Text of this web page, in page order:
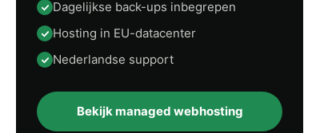
Dagelijkse back-ups inbegrepen
Hosting in EU-datacenter
Nederlandse support
Bekijk managed webhosting